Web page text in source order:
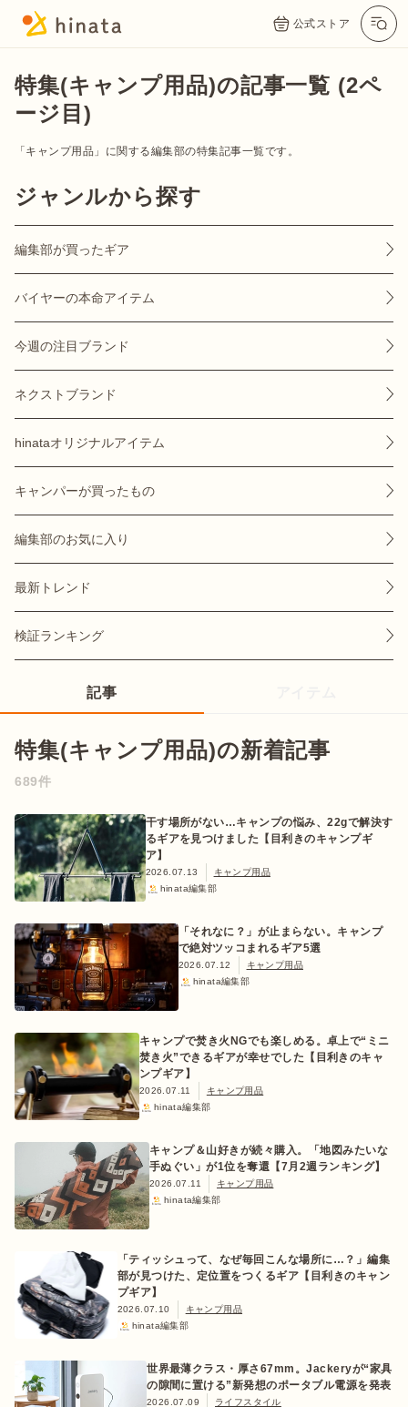
公式ストア
特集(キャンプ用品)の記事一覧 (2ペ
ージ目)
「キャンプ用品」に関する編集部の特集記事一覧です。
ジャンルから探す
編集部が買ったギア
バイヤーの本命アイテム
今週の注目ブランド
ネクストブランド
hinataオリジナルアイテム
キャンパーが買ったもの
編集部のお気に入り
最新トレンド
検証ランキング
記事
特集(キャンプ用品)の新着記事
689件
干す場所がない…キャンプの悩み、22gで解決す
るギアを見つけました【目利きのキャンプギ
ア】
2026.07.13
キャンプ用品
hinata編集部
「それなに？」が止まらない。キャンプ
で絶対ツッコまれるギア5選
2026.07.12
キャンプ用品
hinata編集部
キャンプで焚き火NGでも楽しめる。卓上で“ミニ
焚き火”できるギアが幸せでした【目利きのキャ
ンプギア】
2026.07.11
キャンプ用品
hinata編集部
キャンプ＆山好きが続々購入。「地図みたいな
手ぬぐい」が1位を奪還【7月2週ランキング】
2026.07.11
キャンプ用品
hinata編集部
「ティッシュって、なぜ毎回こんな場所に…？」編集
部が見つけた、定位置をつくるギア【目利きのキャン
プギア】
2026.07.10
キャンプ用品
hinata編集部
世界最薄クラス・厚さ67mm。Jackeryが“家具
の隙間に置ける”新発想のポータブル電源を発表
2026.07.09
ライフスタイル
公式オンラインストア
おすすめ特集
キャンプ用品
キャンプ場
初めての方
ログイン/会員登録
マガジン イベント
キャンプ場
検索